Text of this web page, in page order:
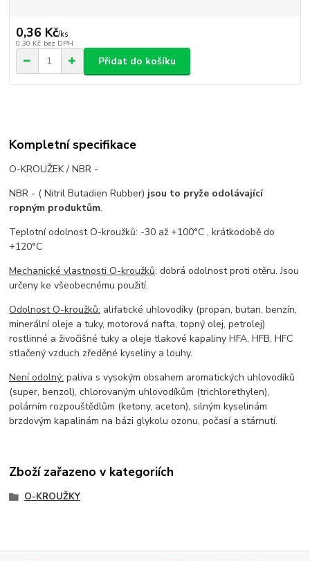
0,36 Kč/ks
0,30 Kč bez DPH
Přidat do košíku
Kompletní specifikace
O-KROUŽEK / NBR -
NBR - ( Nitril Butadien Rubber) jsou to pryže odolávající
ropným produktům.
Teplotní odolnost O-kroužků: -30 až +100°C , krátkodobě do
+120°C
Mechanické vlastnosti O-kroužků: dobrá odolnost proti otěru. Jsou
určeny ke všeobecnému použití.
Odolnost O-kroužků: alifatické uhlovodíky (propan, butan, benzín,
minerální oleje a tuky, motorová nafta, topný olej, petrolej)
rostlinné a živočišné tuky a oleje tlakové kapaliny HFA, HFB, HFC
stlačený vzduch zředěné kyseliny a louhy.
Není odolný: paliva s vysokým obsahem aromatických uhlovodíků
(super, benzol), chlorovaným uhlovodíkům (trichlorethylen),
polárním rozpouštědlům (ketony, aceton), silným kyselinám
brzdovým kapalinám na bázi glykolu ozonu, počasí a stárnutí.
Zboží zařazeno v kategoriích
O-KROUŽKY